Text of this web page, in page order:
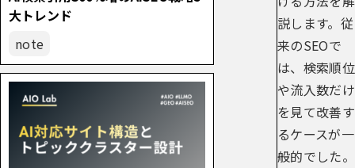
説します。従
来のSEOで
は、検索順位
や流入数だけ
を見て改善す
るケースが一
般的でした。
大トレンド
note